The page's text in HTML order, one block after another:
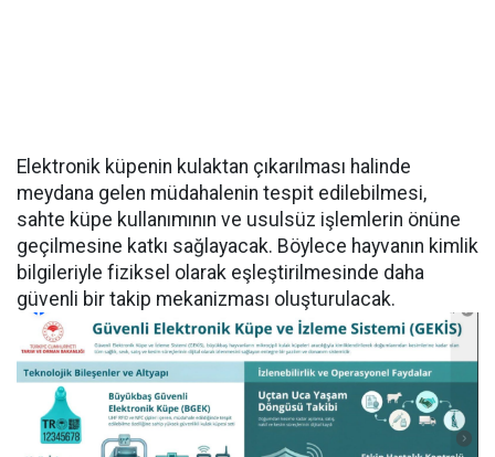
Elektronik küpenin kulaktan çıkarılması halinde
meydana gelen müdahalenin tespit edilebilmesi,
sahte küpe kullanımının ve usulsüz işlemlerin önüne
geçilmesine katkı sağlayacak. Böylece hayvanın kimlik
bilgileriyle fiziksel olarak eşleştirilmesinde daha
güvenli bir takip mekanizması oluşturulacak.